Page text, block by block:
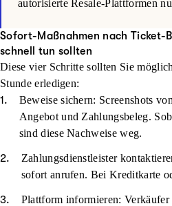
autorisierte Resale-Plattformen
Sofort-Maßnahmen nach Ticket-
schnell tun sollten
Diese vier Schritte sollten Sie
Stunde erledigen:
Beweise sichern: Screenshots
Angebot und Zahlungsbeleg.
sind diese Nachweise weg.
Zahlungsdienstleister
sofort anrufen. Bei Kreditkarte
Plattform informieren: